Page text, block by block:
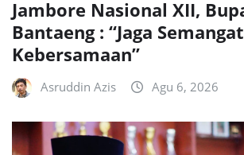
Jambore Nasional XII,
Bantaeng : “Jaga Semangat
Kebersamaan”
Asruddin Azis Agu 6, 2026